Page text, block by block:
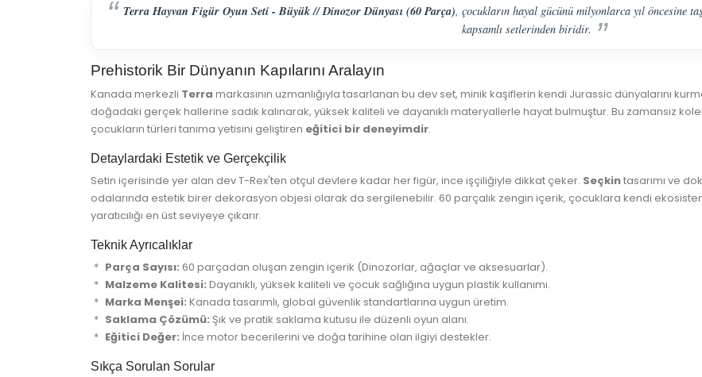
Terra Hayvan Figür Oyun Seti - Büyük // Dinozor Dünyası (60 Parça) , çocukların hayal gücünü milyonlarca yıl öncesine
kapsamlı setlerinden biridir.
Prehistorik Bir Dünyanın Kapılarını Aralayın
Kanada merkezli Terra markasının uzmanlığıyla tasarlanan bu dev set, minik kaşiflerin kendi Jurassic dünyalarını
doğadaki gerçek hallerine sadık kalınarak, yüksek kaliteli ve dayanıklı materyallerle hayat bulmuştur. Bu zamansız
çocukların türleri tanıma yetisini geliştiren eğitici bir deneyimdir.
Detaylardaki Estetik ve Gerçekçilik
Setin içerisinde yer alan dev T-Rex'ten otçul devlere kadar her figür, ince işçiliğiyle dikkat çeker. Seçkintasarımı ve
odalarında estetik birer dekorasyon objesi olarak da sergilenebilir. 60 parçalık zengin içerik, çocuklara kendi
yaratıcılığı en üst seviyeye çıkarır.
Teknik Ayrıcalıklar
Parça Sayısı: 60 parçadan oluşan zengin içerik (Dinozorlar, ağaçlar ve aksesuarlar).
Malzeme Kalitesi: Dayanıklı, yüksek kaliteli ve çocuk sağlığına uygun plastik kullanımı.
Marka Menşei: Kanada tasarımlı, global güvenlik standartlarına uygun üretim.
Saklama Çözümü: Şık ve pratik saklama kutusu ile düzenli oyun alanı.
Eğitici Değer: İnce motor becerilerini ve doğa tarihine olan ilgiyi destekler.
Sıkça Sorulan Sorular